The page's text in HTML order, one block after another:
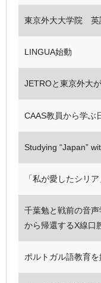
東京外大大学院 英
LINGUA始動
JETROと東京外大
CAAS教員から学ぶ
Studying “Japan”
「私が愛したシリ
千葉勉と戦前の音
から帰還するX線口
ポルトガル語教育を